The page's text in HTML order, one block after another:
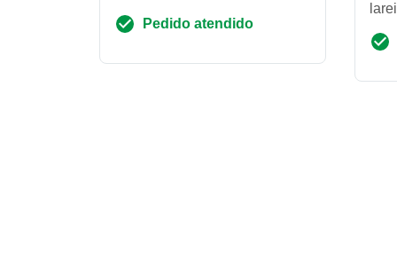
Pedido atendido